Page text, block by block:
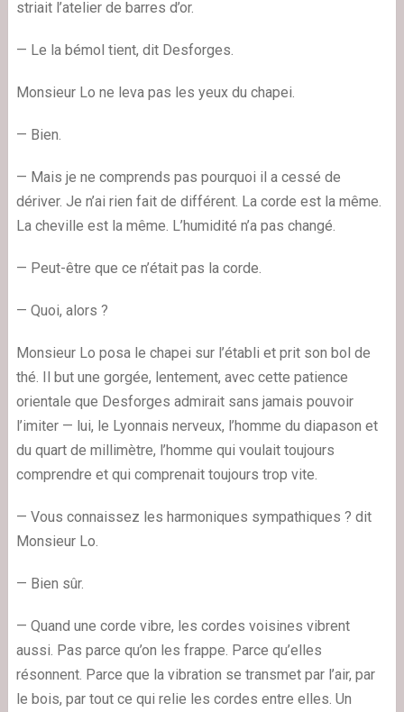
striait l’atelier de barres d’or.
— Le la bémol tient, dit Desforges.
Monsieur Lo ne leva pas les yeux du chapei.
— Bien.
— Mais je ne comprends pas pourquoi il a cessé de
dériver. Je n’ai rien fait de différent. La corde est la même.
La cheville est la même. L’humidité n’a pas changé.
— Peut-être que ce n’était pas la corde.
— Quoi, alors ?
Monsieur Lo posa le chapei sur l’établi et prit son bol de
thé. Il but une gorgée, lentement, avec cette patience
orientale que Desforges admirait sans jamais pouvoir
l’imiter — lui, le Lyonnais nerveux, l’homme du diapason et
du quart de millimètre, l’homme qui voulait toujours
comprendre et qui comprenait toujours trop vite.
— Vous connaissez les harmoniques sympathiques ? dit
Monsieur Lo.
— Bien sûr.
— Quand une corde vibre, les cordes voisines vibrent
aussi. Pas parce qu’on les frappe. Parce qu’elles
résonnent. Parce que la vibration se transmet par l’air, par
le bois, par tout ce qui relie les cordes entre elles. Un